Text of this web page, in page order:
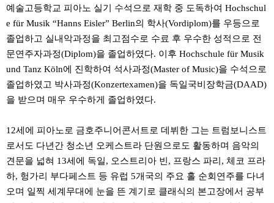
예술고등학교 피아노 실기 수석으로 재학 중 도독하여 Hochschul
e für Musik “Hanns Eisler” Berlin의 학사(Vordiplom)를 우등으로
졸업하고 실내악과정을 최고점수로 수료 후 우수한 성적으로 전
문연주자과정(Diplom)을 졸업하였다. 이후 Hochschule für Musik
und Tanz Köln에 진학하여 석사과정(Master of Music)을 수석으로
졸업하였고 박사과정(Konzertexamen)을 독일국비장학금(DAAD)
을 받으며 매우 우수하게 졸업하였다.
12세에 피아노로 금호주니어콘서트로 데뷔한 그는 트럼보니스트
로서도 다년간 청소년 오케스트라 단원으로도 활동하며 음악의
견문을 넓혀 13세에 독일, 오스트리아 빈, 프랑스 파리, 체코 프라
하, 헝가리 부다페스트 등 유럽 5개국의 주요 홀 순회연주를 다녀
오며 일찍 세계무대에 눈을 뜬 계기로 클래식의 본고장에서 공부